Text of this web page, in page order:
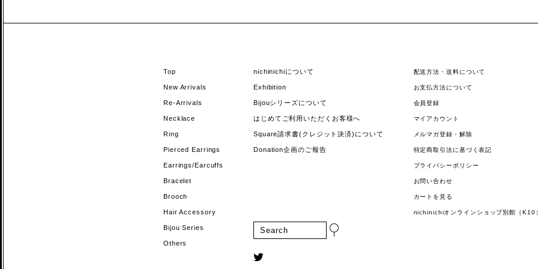
Top
New Arrivals
Re-Arrivals
Necklace
Ring
Pierced Earrings
Earrings/Earcuffs
Bracelet
Brooch
Hair Accessory
Bijou Series
Others
nichinichiについて
Exhibition
Bijouシリーズについて
はじめてご利用いただくお客様へ
Square請求書(クレジット決済)について
Donation企画のご報告
配送方法・送料について
お支払方法について
会員登録
マイアカウント
メルマガ登録・解除
特定商取引法に基づく表記
プライバシーポリシー
お問い合わせ
カートを見る
nichinichiオンラインショップ別館（K10